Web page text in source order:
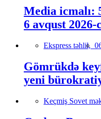
Media icmalı:
6 avqust 2026-
Ekspress təhlil,
Gömrükdə
yeni
Keçmiş Sovet